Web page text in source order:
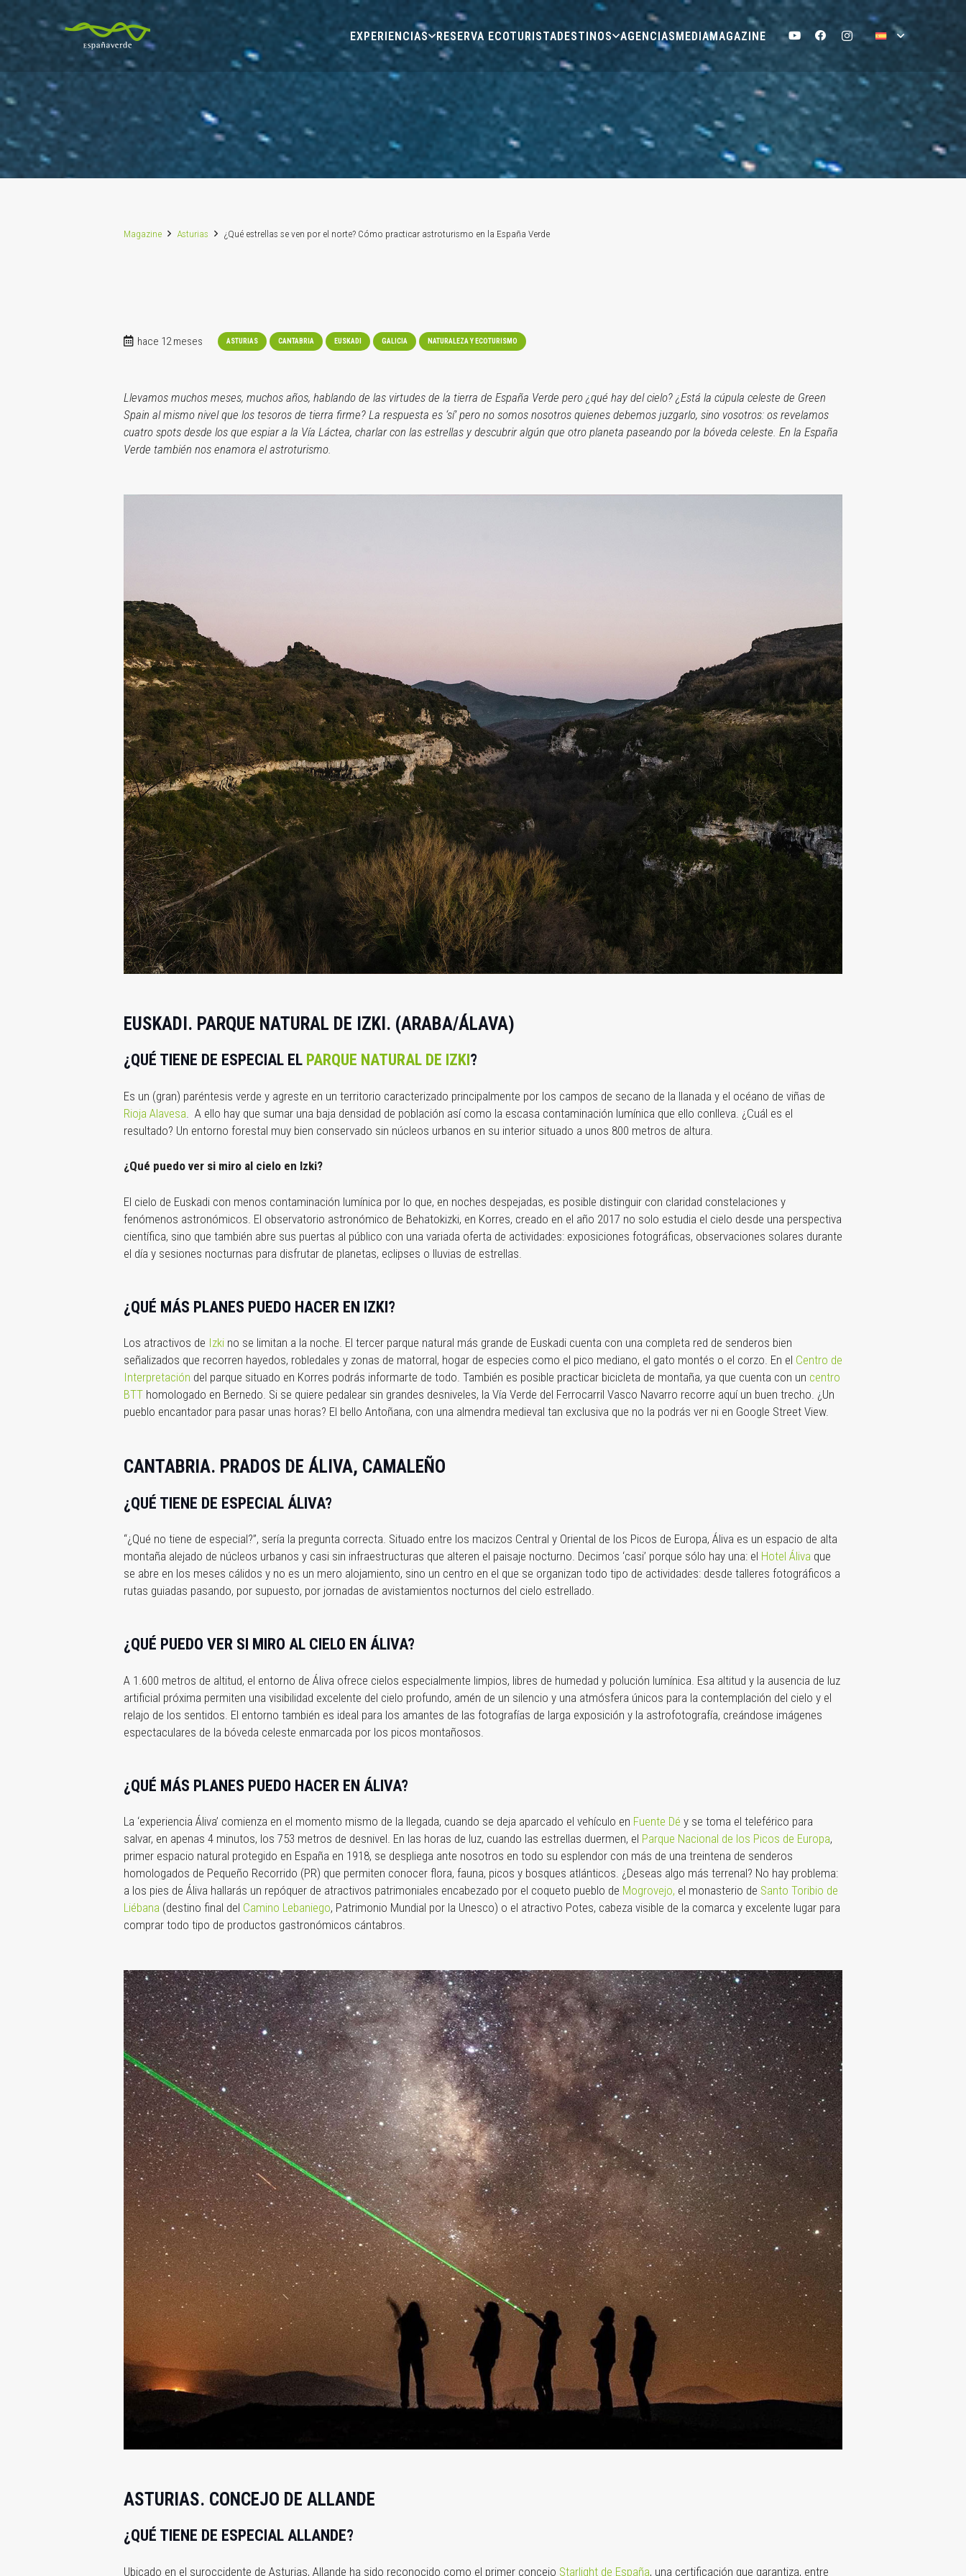
EXPERIENCIAS RESERVA ECOTURISTADESTINOS AGENCIASMEDIAMAGAZINE
Magazine Asturias ¿Qué estrellas se ven por el norte? Cómo practicar astroturismo en la España Verde
hace 12 meses ASTURIAS CANTABRIA EUSKADI GALICIA NATURALEZA Y ECOTURISMO
Llevamos muchos meses, muchos años, hablando de las virtudes de la tierra de España Verde pero ¿qué hay del cielo? ¿Está la cúpula celeste de Green
Spain al mismo nivel que los tesoros de tierra firme? La respuesta es ‘sí’ pero no somos nosotros quienes debemos juzgarlo, sino vosotros: os revelamos
cuatro spots desde los que espiar a la Vía Láctea, charlar con las estrellas y descubrir algún que otro planeta paseando por la bóveda celeste. En la España
Verde también nos enamora el astroturismo.
EUSKADI. PARQUE NATURAL DE IZKI. (ARABA/ÁLAVA)
¿QUÉ TIENE DE ESPECIAL EL PARQUE NATURAL DE IZKI?
Es un (gran) paréntesis verde y agreste en un territorio caracterizado principalmente por los campos de secano de la llanada y el océano de viñas de
Rioja Alavesa
A ello hay que sumar una baja densidad de población así como la escasa contaminación lumínica que ello conlleva. ¿Cuál es el
resultado? Un entorno forestal muy bien conservado sin núcleos urbanos en su interior situado a unos 800 metros de altura.
¿Qué puedo ver si miro al cielo en Izki?
El cielo de Euskadi con menos contaminación lumínica por lo que, en noches despejadas, es posible distinguir con claridad constelaciones y
fenómenos astronómicos. El observatorio astronómico de Behatokizki, en Korres, creado en el año 2017 no solo estudia el cielo desde una perspectiva
científica, sino que también abre sus puertas al público con una variada oferta de actividades: exposiciones fotográficas, observaciones solares durante
el día y sesiones nocturnas para disfrutar de planetas, eclipses o lluvias de estrellas.
¿QUÉ MÁS PLANES PUEDO HACER EN IZKI?
Los atractivos de Izki no se limitan a la noche. El tercer parque natural más grande de Euskadi cuenta con una completa red de senderos bien
señalizados que recorren hayedos, robledales y zonas de matorral, hogar de especies como el pico mediano, el gato montés o el corzo. En el Centro de
Interpretación del parque situado en Korres podrás informarte de todo. También es posible practicar bicicleta de montaña, ya que cuenta con un centro
BTT homologado en Bernedo. Si se quiere pedalear sin grandes desniveles, la Vía Verde del Ferrocarril Vasco Navarro recorre aquí un buen trecho. ¿Un
pueblo encantador para pasar unas horas? El bello Antoñana, con una almendra medieval tan exclusiva que no la podrás ver ni en Google Street View.
CANTABRIA. PRADOS DE ÁLIVA, CAMALEÑO
¿QUÉ TIENE DE ESPECIAL ÁLIVA?
“¿Qué no tiene de especial?”, sería la pregunta correcta. Situado entre los macizos Central y Oriental de los Picos de Europa, Áliva es un espacio de alta
montaña alejado de núcleos urbanos y casi sin infraestructuras que alteren el paisaje nocturno. Decimos ‘casi’ porque sólo hay una: el Hotel Áliva que
se abre en los meses cálidos y no es un mero alojamiento, sino un centro en el que se organizan todo tipo de actividades: desde talleres fotográficos a
rutas guiadas pasando, por supuesto, por jornadas de avistamientos nocturnos del cielo estrellado.
¿QUÉ PUEDO VER SI MIRO AL CIELO EN ÁLIVA?
A 1.600 metros de altitud, el entorno de Áliva ofrece cielos especialmente limpios, libres de humedad y polución lumínica. Esa altitud y la ausencia de luz
artificial próxima permiten una visibilidad excelente del cielo profundo, amén de un silencio y una atmósfera únicos para la contemplación del cielo y el
relajo de los sentidos. El entorno también es ideal para los amantes de las fotografías de larga exposición y la astrofotografía, creándose imágenes
espectaculares de la bóveda celeste enmarcada por los picos montañosos.
¿QUÉ MÁS PLANES PUEDO HACER EN ÁLIVA?
La ‘experiencia Áliva’ comienza en el momento mismo de la llegada, cuando se deja aparcado el vehículo en Fuente Dé y se toma el teleférico para
salvar, en apenas 4 minutos, los 753 metros de desnivel. En las horas de luz, cuando las estrellas duermen, el Parque Nacional de los Picos de Europa,
primer espacio natural protegido en España en 1918, se despliega ante nosotros en todo su esplendor con más de una treintena de senderos
homologados de Pequeño Recorrido (PR) que permiten conocer flora, fauna, picos y bosques atlánticos. ¿Deseas algo más terrenal? No hay problema:
a los pies de Áliva hallarás un repóquer de atractivos patrimoniales encabezado por el coqueto pueblo de Mogrovejo, el monasterio de Santo Toribio de
Liébana (destino final del Camino Lebaniego, Patrimonio Mundial por la Unesco) o el atractivo Potes, cabeza visible de la comarca y excelente lugar para
comprar todo tipo de productos gastronómicos cántabros.
ASTURIAS. CONCEJO DE ALLANDE
¿QUÉ TIENE DE ESPECIAL ALLANDE?
Ubicado en el suroccidente de Asturias, Allande ha sido reconocido como el primer concejo Starlight de España, una certificación que garantiza, entre